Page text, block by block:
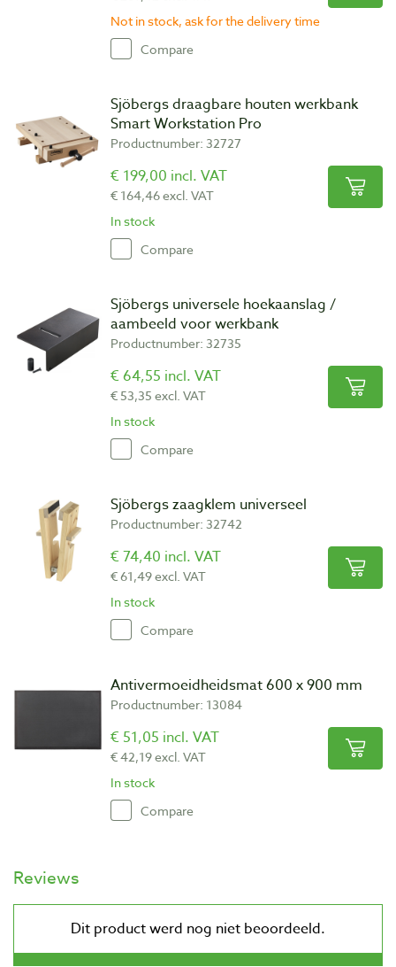
Not in stock, ask for the delivery time
Compare
Sjöbergs draagbare houten werkbank
Smart Workstation Pro
Productnumber: 32727
€ 199,00 incl. VAT
€ 164,46 excl. VAT
In stock
Compare
Sjöbergs universele hoekaanslag /
aambeeld voor werkbank
Productnumber: 32735
€ 64,55 incl. VAT
€ 53,35 excl. VAT
In stock
Compare
Sjöbergs zaagklem universeel
Productnumber: 32742
€ 74,40 incl. VAT
€ 61,49 excl. VAT
In stock
Compare
Antivermoeidheidsmat 600 x 900 mm
Productnumber: 13084
€ 51,05 incl. VAT
€ 42,19 excl. VAT
In stock
Compare
Reviews